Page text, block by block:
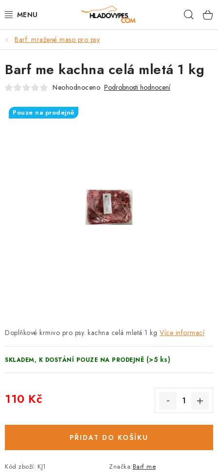
na
POTŘEBY PRO PSY
TAMI PŘEPRAVNÍ BOXY
SPORT SE PSEM
BACK ON TRACK
Výměna, vrácení a reklamace
Obchodní podmínky
Podmínky ochrany osobních údajů
Barf: mražené maso pro psy
Doplňkové krmivo pro psy. kachna celá mletá 1 kg Více informací
SKLADEM, K DOSTÁNÍ POUZE NA PRODEJNĚ (>5 ks)
110 Kč
PŘIDAT DO KOŠÍKU
Kód zboží: KJ1 Značka:Barf me
Barf me kachna celá mletá 1 kg
Neohodnoceno Podrobnosti hodnocení
Pouze na prodejně